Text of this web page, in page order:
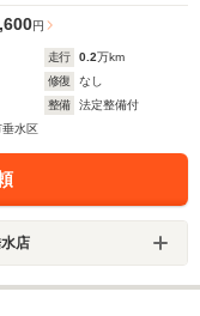
円
走行 0.2万km
修復
なし
整備
法定整備付
垂水区
店